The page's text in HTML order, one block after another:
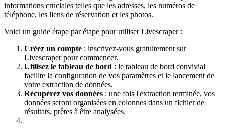
informations cruciales telles que les adresses, les numéros de
téléphone, les liens de réservation et les photos.
Voici un guide étape par étape pour utiliser Livescraper :
Créez un compte : inscrivez-vous gratuitement sur
Livescraper pour commencer.
Utilisez le tableau de bord : le tableau de bord convivial
facilite la configuration de vos paramètres et le lancement de
votre extraction de données.
Récupérez vos données : une fois l'extraction terminée, vos
données seront organisées en colonnes dans un fichier de
résultats, prêtes à être analysées.